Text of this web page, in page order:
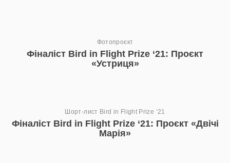
Фотопроєкт
Фіналіст Bird in Flight Prize ‘21: Проєкт
«Устриця»
Шорт-лист Bird in Flight Prize ‘21
Фіналіст Bird in Flight Prize ‘21: Проєкт «Двічі
Марія»